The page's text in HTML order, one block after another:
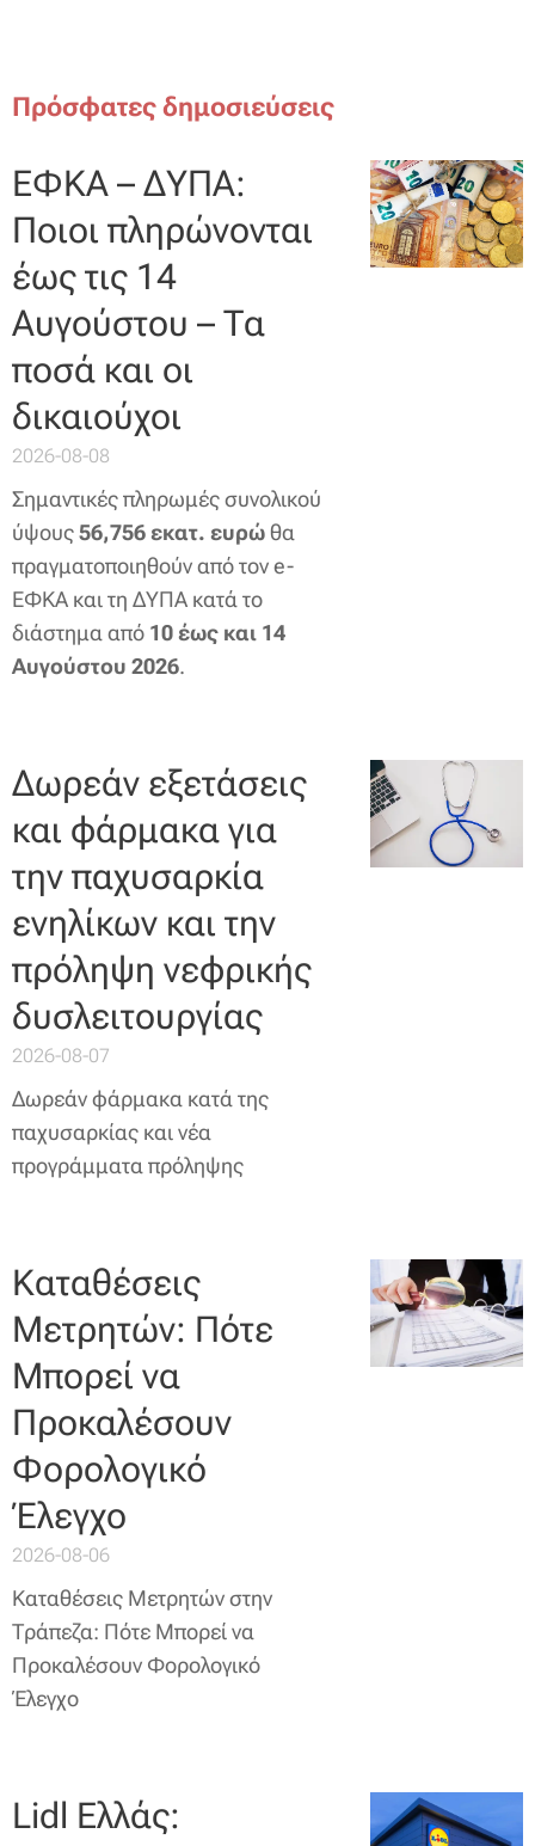
Πρόσφατες δημοσιεύσεις
ΕΦΚΑ – ΔΥΠΑ:
Ποιοι πληρώνονται
έως τις 14
Αυγούστου – Τα
ποσά και οι
δικαιούχοι
2026-08-08
Σημαντικές πληρωμές συνολικού
ύψους56,756 εκατ. ευρώθα
πραγματοποιηθούν από τον e-
ΕΦΚΑ και τη ΔΥΠΑ κατά το
διάστημα από 10 έως και 14
Αυγούστου 2026.
Δωρεάν εξετάσεις
και φάρμακα για
την παχυσαρκία
ενηλίκων και την
πρόληψη νεφρικής
δυσλειτουργίας
2026-08-07
Δωρεάν φάρμακα κατά της
παχυσαρκίας και νέα
προγράμματα πρόληψης
Καταθέσεις
Μετρητών: Πότε
Μπορεί να
Προκαλέσουν
Φορολογικό
Έλεγχο
2026-08-06
Καταθέσεις Μετρητών στην
Τράπεζα: Πότε Μπορεί να
Προκαλέσουν Φορολογικό
Έλεγχο
Lidl Ελλάς: